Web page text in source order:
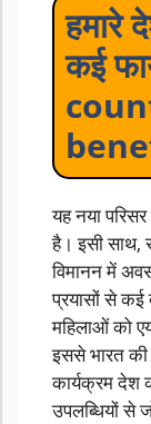
हमारे
कई
यह नया
है। इसी साथ,
विमानन में
प्रयासों से कई
महिलाओं को
इससे भारत
कार्यक्रम देश
उपलब्धियों